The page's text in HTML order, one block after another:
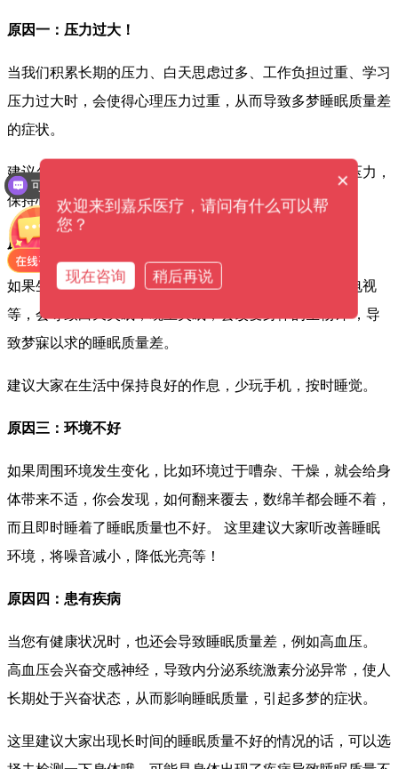
原因一：压力过大！
当我们积累长期的压力、白天思虑过多、工作负担过重、学习
压力过大时，会使得心理压力过重，从而导致多梦睡眠质量差
的症状。
建议各位平时在生活中多听音乐、多做运动来释放心理压力，
保持心情的愉悦，避免过度劳累。这样才能休息更好哦！
原因二：生活不规律
如果生活中作息不规律，晚上长时间熬夜如玩手机、看电视
等，会导致白天失眠，晚上失眠，会改变身体的生物钟 ，导
致梦寐以求的睡眠质量差。
建议大家在生活中保持良好的作息，少玩手机，按时睡觉。
原因三：环境不好
如果周围环境发生变化，比如环境过于嘈杂、干燥，就会给身
体带来不适，你会发现，如何翻来覆去，数绵羊都会睡不着，
而且即时睡着了睡眠质量也不好。 这里建议大家听改善睡眠
环境，将噪音减小，降低光亮等！
原因四：患有疾病
当您有健康状况时，也还会导致睡眠质量差，例如高血压。
高血压会兴奋交感神经，导致内分泌系统激素分泌异常，使人
长期处于兴奋状态，从而影响睡眠质量，引起多梦的症状。
这里建议大家出现长时间的睡眠质量不好的情况的话，可以选
×
欢迎来到嘉乐医疗，请问有什么可以帮
您？
现在咨询 稍后再说